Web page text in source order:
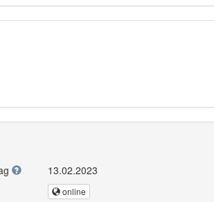
13.02.2023
online